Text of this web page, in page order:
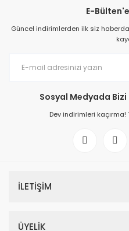
E-
Güncel indirimlerden ilk siz
Sosyal Medyada
Dev indirimleri
İLETİŞİM
ÜYELİK